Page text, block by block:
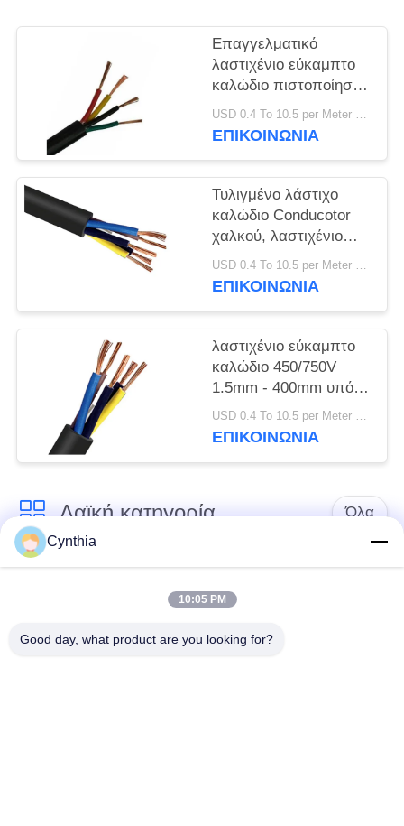
ΠΟΛΙΤΙΚΉ
Επαγγελματικό
λαστιχένιο εύκαμπτο
καλώδιο πιστοποίηση
CE KEMA 300/500 Β
USD 0.4 To 10.5 per Meter MOQ:1000M
ΕΠΙΚΟΙΝΩΝΙΑ
Τυλιγμένο λάστιχο
καλώδιο Conducotor
χαλκού, λαστιχένιο
ηλεκτρικό καλώδιο
300/300V
USD 0.4 To 10.5 per Meter MOQ:1000M
ΕΠΙΚΟΙΝΩΝΙΑ
λαστιχένιο εύκαμπτο
καλώδιο 450/750V
1.5mm - 400mm υπό
τους δυσμενείς όρους USD 0.4 To 10.5 per Meter MOQ:1000M
ΕΠΙΚΟΙΝΩΝΙΑ
Λαϊκή κατηγορία Όλα
Xlpe με μόνωση
Μόνωση από PVC
καλωδίου
μεταλλικά μονωμένα
θωρακισμένο
Cynthia
10:05 PM
Good day, what product are you looking for?